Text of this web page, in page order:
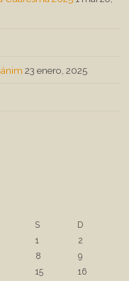
23 enero, 2025
S
D
1
2
8
9
15
16